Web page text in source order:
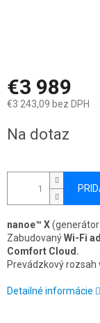
€3 989
€3 243,09 bez DPH
cena:
Na dotaz
nanoe™ X
ZabudovanýWi-Fi
Comfort Cloud.
Prevádzkový rozsah
Detailné informácie